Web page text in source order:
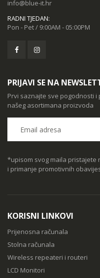
info@blue-it.hr
RADNI TJEDAN:
Pon - Pet / 9:00AM - 05:00PM
PRIJAVI SE NA
Prvi saznajte sve pogodnosti
našeg asortimana proizvoda
*upisom svog maila pristajete
i primanje promotivnih
KORISNI LINKOVI
Prijenosna računala
Stolna računala
Wireless repeateri i routeri
LCD Monitori